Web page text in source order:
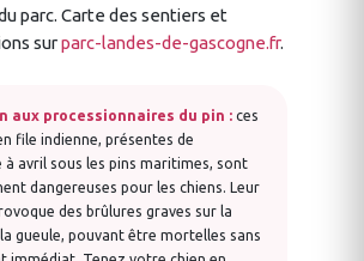
parc. Carte des sentiers et
surparc-landes-de-gascogne.fr.
aux processionnaires du pin : ces
file indienne, présentes de
à avril sous les pins maritimes, sont
dangereuses pour les chiens. Leur
des brûlures graves sur la
gueule, pouvant être mortelles sans